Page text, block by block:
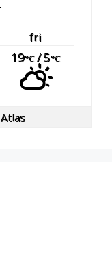
fri
19°C/ 5°C